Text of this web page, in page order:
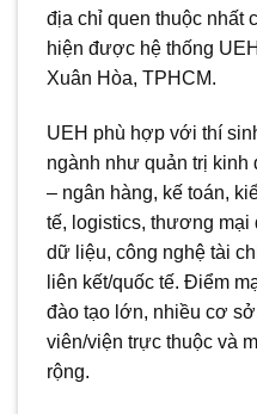
địa chỉ quen thuộc nhất
hiện được hệ thống
Xuân Hòa, TPHCM.
UEH phù hợp với thí
ngành như quản trị kinh
– ngân hàng, kế toán,
tế, logistics, thương mại
dữ liệu, công nghệ tài
liên kết/quốc tế. Điểm
đào tạo lớn, nhiều cơ
viên/viện trực thuộc và
rộng.